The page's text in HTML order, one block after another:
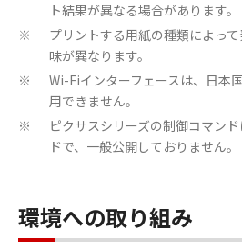
ト結果が異なる場合があります。
※
プリントする用紙の種類によっ
味が異なります。
※
Wi-Fiインターフェースは、日本
用できません。
※
ピクサスシリーズの制御コマン
ドで、一般公開しておりません。
環境への取り組み